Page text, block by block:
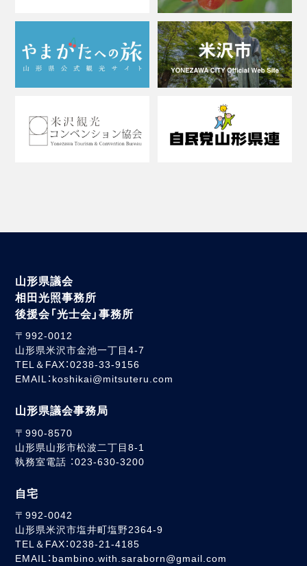
山形県議会
相田光照事務所
後援会「光士会」事務所
〒992-0012
山形県米沢市金池一丁目4-7
TEL＆FAX：0238-33-9156
EMAIL：koshikai@mitsuteru.com
山形県議会事務局
〒990-8570
山形県山形市松波二丁目8-1
執務室電話 ：023-630-3200
自宅
〒992-0042
山形県米沢市塩井町塩野2364-9
TEL＆FAX：0238-21-4185
EMAIL：bambino.with.saraborn@gmail.com